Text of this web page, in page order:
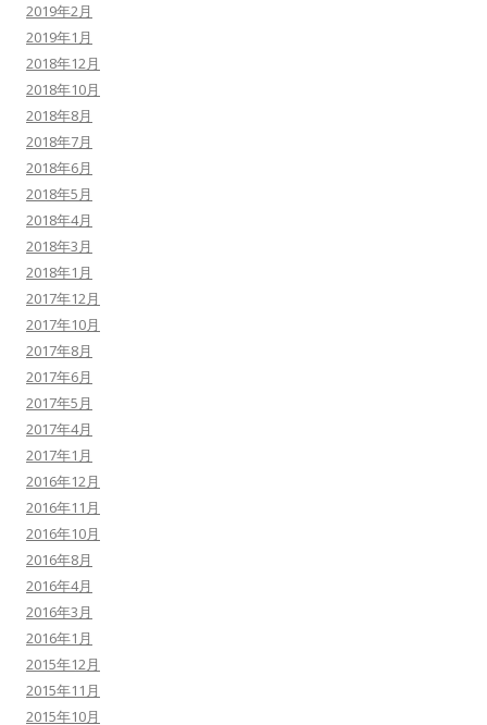
2019年2月
2019年1月
2018年12月
2018年10月
2018年8月
2018年7月
2018年6月
2018年5月
2018年4月
2018年3月
2018年1月
2017年12月
2017年10月
2017年8月
2017年6月
2017年5月
2017年4月
2017年1月
2016年12月
2016年11月
2016年10月
2016年8月
2016年4月
2016年3月
2016年1月
2015年12月
2015年11月
2015年10月